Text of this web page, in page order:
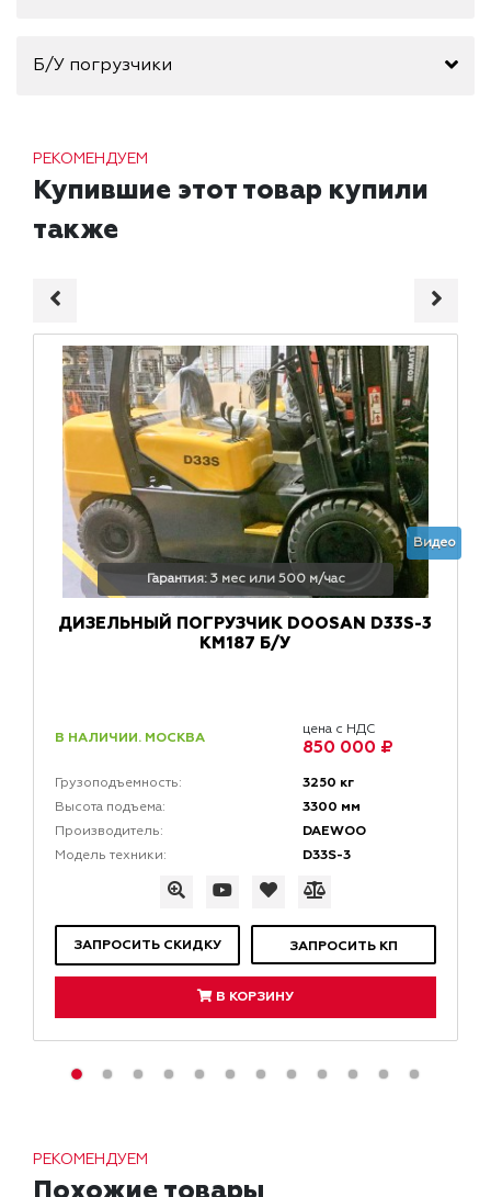
Б/У погрузчики
РЕКОМЕНДУЕМ
Купившие этот товар купили
также
Видео
Гарантия: 3 мес или 500 м/час
ДИЗЕЛЬНЫЙ ПОГРУЗЧИК DOOSAN D33S-3
КМ187 Б/У
В НАЛИЧИИ. МОСКВА
цена с НДС
850 000 ₽
Грузоподъемность: 3250 кг
Высота подъема: 3300 мм
Производитель: DAEWOO
Модель техники: D33S-3
ЗАПРОСИТЬ СКИДКУ ЗАПРОСИТЬ КП
В КОРЗИНУ
РЕКОМЕНДУЕМ
Похожие товары